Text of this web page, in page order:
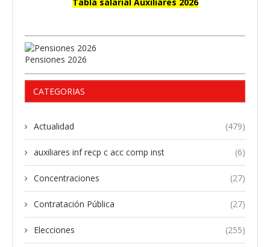
Tabla salarial Auxiliares 2026
Pensiones 2026
CATEGORIAS
Actualidad (479)
auxiliares inf recp c acc comp inst (6)
Concentraciones (27)
Contratación Pública (27)
Elecciones (255)